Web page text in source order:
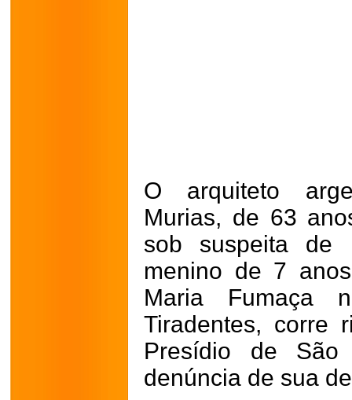
O arquiteto
Murias, de 63
sob suspeita de
menino de 7
Maria Fumaça
Tiradentes, corre
Presídio de São
denúncia de sua